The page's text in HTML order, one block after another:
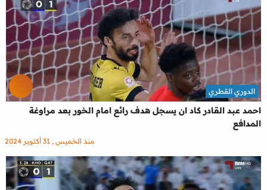
احمد عبد القادر كاد ان يسجل هدف رائع امام الخور بعد مراوغة
المدافع
الدوري القطري
منذ الخميس , 31 أكتوبر 2024